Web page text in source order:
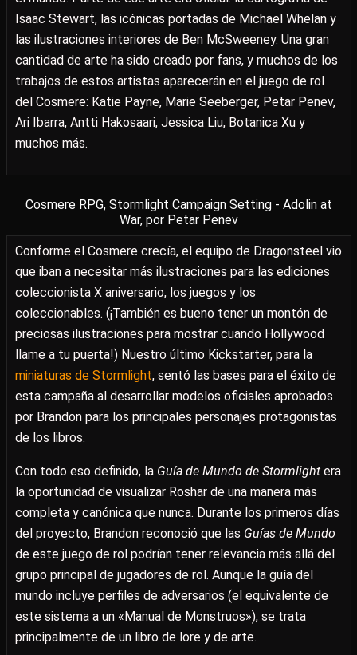
Isaac Stewart, las icónicas portadas de Michael Whelan y
las ilustraciones interiores de Ben McSweeney. Una gran
cantidad de arte ha sido creado por fans, y muchos de los
trabajos de estos artistas aparecerán en el juego de rol
del Cosmere: Katie Payne, Marie Seeberger, Petar Penev,
Ari Ibarra, Antti Hakosaari, Jessica Liu, Botanica Xu y
muchos más.
Cosmere RPG, Stormlight Campaign Setting - Adolin at
War, por Petar Penev
Conforme el Cosmere crecía, el equipo de Dragonsteel vio
que iban a necesitar más ilustraciones para las ediciones
coleccionista X aniversario, los juegos y los
coleccionables. (¡También es bueno tener un montón de
preciosas ilustraciones para mostrar cuando Hollywood
llame a tu puerta!) Nuestro último Kickstarter, para la
miniaturas de Stormlight, sentó las bases para el éxito de
esta campaña al desarrollar modelos oficiales aprobados
por Brandon para los principales personajes protagonistas
de los libros.
Con todo eso definido, la Guía de Mundo de Stormlight era
la oportunidad de visualizar Roshar de una manera más
completa y canónica que nunca. Durante los primeros días
del proyecto, Brandon reconoció que las Guías de Mundo
de este juego de rol podrían tener relevancia más allá del
grupo principal de jugadores de rol. Aunque la guía del
mundo incluye perfiles de adversarios (el equivalente de
este sistema a un «Manual de Monstruos»), se trata
principalmente de un libro de lore y de arte.